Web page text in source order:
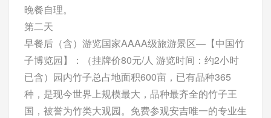
晚餐自理。
第二天
早餐后（含）游览国家AAAA级旅游景区—【中国竹
子博览园】：（挂牌价80元/人 游览时间：约2小时
已含）园内竹子总占地面积600亩，已有品种365
种，是现今世界上规模最大，品种最齐全的竹子王
国，被誉为竹类大观园。免费参观安吉唯一的专业生